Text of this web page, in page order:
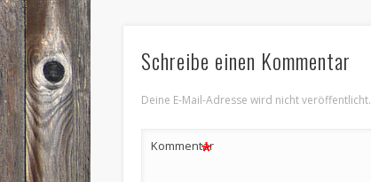
Schreibe einen Kommentar
Deine E-Mail-Adresse wird nicht veröffentlicht.
Kommentar
*